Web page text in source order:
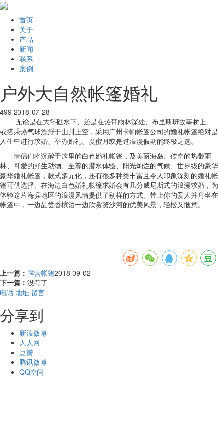
首页
关于
产品
新闻
联系
案例
户外大自然帐篷婚礼
499 2018-07-28
无论是在大堡礁水下、还是在热带雨林深处、布里斯班故事桥上、
或搭乘热气球漂浮于山川上空，采用广州卡帕帐篷公司的婚礼帐篷绝对是
人生中进行求婚、举办婚礼、度蜜月或是过浪漫假期的终极之选。
情侣们将沉醉于这里的白色婚礼帐篷，及美丽海岛、传奇的热带雨
林、可爱的野生动物、至尊的潜水体验、阳光灿烂的气候、世界级的豪华
豪华婚礼帐篷，款式多元化，还有很多种类丰富且令人印象深刻的婚礼帐
篷可供选择。在海边白色婚礼帐篷求婚会有几分威尼斯式的浪漫求婚，为
体验这片海滨地区的浪漫风情提供了别样的方式。带上你的爱人并肩坐在
帐篷中，一边品尝香槟酒一边欣赏努沙河的优美风景，轻松又惬意。
上一篇： 露营帐篷2018-09-02
下一篇： 没有了
电话 地址 留言
分享到
新浪微博
人人网
豆瓣
腾讯微博
QQ空间